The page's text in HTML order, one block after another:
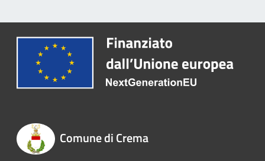
Comune di Crema